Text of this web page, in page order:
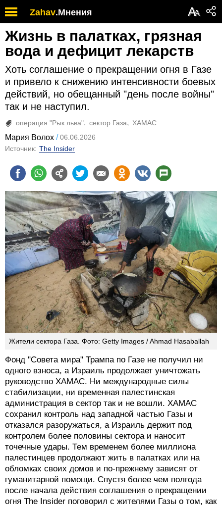
Zahav.Мнения АА
Жизнь в палатках, грязная
вода и дефицит лекарств
Хоть соглашение о прекращении огня в Газе
и привело к снижению интенсивности боевых
действий, но обещанный "день после войны"
так и не наступил.
операция "Рык льва" сектор Газа ХАМАС
Мария Волох
06.06.2026
Источник: The Insider
Жители сектора Газа. Фото: Getty Images / Ahmad Hasaballah
Фонд "Совета мира" Трампа по Газе не получил ни
одного взноса, а Израиль продолжает уничтожать
руководство ХАМАС. Ни международные силы
стабилизации, ни временная палестинская
администрация в сектор так и не вошли. ХАМАС
сохранил контроль над западной частью Газы и
отказался разоружаться, а Израиль держит под
контролем более половины сектора и наносит
точечные удары. Тем временем более миллиона
палестинцев продолжают жить в палатках или на
обломках своих домов и по-прежнему зависят от
гуманитарной помощи. Спустя более чем полгода
после начала действия соглашения о прекращении
огня The Insider поговорил с жителями Газы о том, как